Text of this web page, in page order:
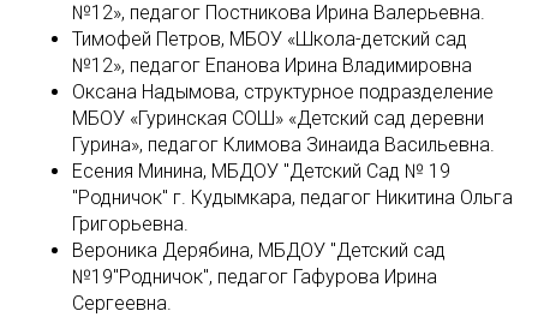
№12», педагог Постникова Ирина Валерьевна.
Тимофей Петров, МБОУ «Школа-детский сад
№12», педагог Епанова Ирина Владимировна
Оксана Надымова, структурное подразделение
МБОУ «Гуринская СОШ» «Детский сад деревни
Гурина», педагог Климова Зинаида Васильевна.
Есения Минина, МБДОУ "Детский Сад № 19
"Родничок" г. Кудымкара, педагог Никитина Ольга
Григорьевна.
Вероника Дерябина, МБДОУ "Детский сад
№19"Родничок", педагог Гафурова Ирина
Сергеевна.